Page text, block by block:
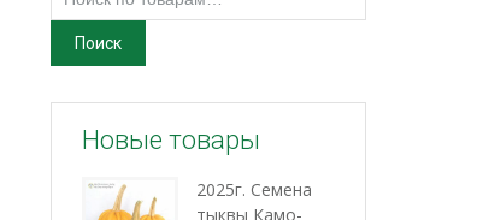
Поиск
Новые товары
2025г. Семена
тыквы Камо-